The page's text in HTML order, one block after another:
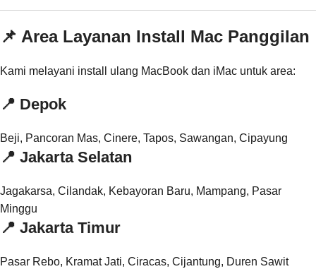
📌 Area Layanan Install Mac Panggilan
Kami melayani install ulang MacBook dan iMac untuk area:
📍 Depok
Beji, Pancoran Mas, Cinere, Tapos, Sawangan, Cipayung
📍 Jakarta Selatan
Jagakarsa, Cilandak, Kebayoran Baru, Mampang, Pasar
Minggu
📍 Jakarta Timur
Pasar Rebo, Kramat Jati, Ciracas, Cijantung, Duren Sawit